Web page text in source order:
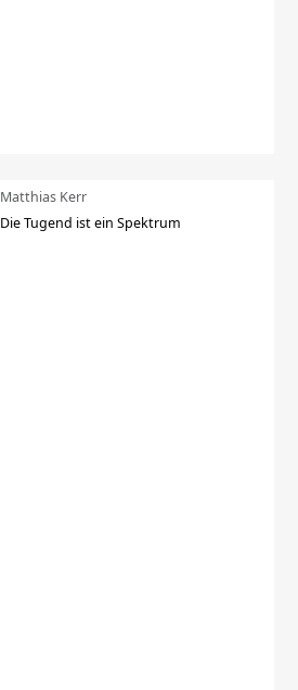
Matthias Kerr
Die Tugend ist ein Spektrum